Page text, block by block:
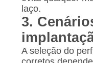
laço.
3.
A seleção do